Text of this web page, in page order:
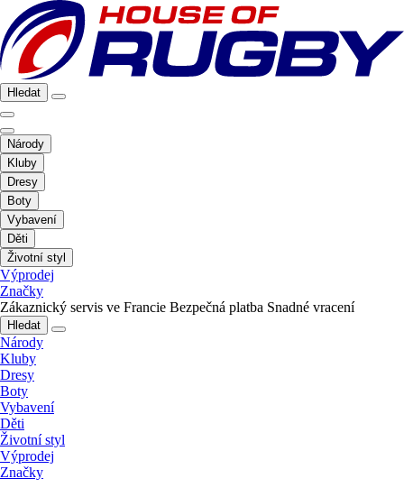
Hledat
Národy
Kluby
Dresy
Boty
Vybavení
Děti
Životní styl
Výprodej
Značky
Zákaznický servis ve Francie Bezpečná platba Snadné vracení
Hledat
Národy
Kluby
Dresy
Boty
Vybavení
Děti
Životní styl
Výprodej
Značky